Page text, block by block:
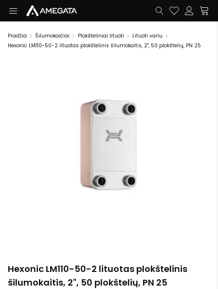
Pradžia Šilumokaičiai Plokšteliniai lituoti
Lituoti variu
Hexonic LM110-50-2 lituotas plokštelinis šilumokaitis, 2", 50 plokštelių, PN 25
Hexonic LM110-50-2 lituotas plokštelinis
šilumokaitis, 2", 50 plokštelių, PN 25